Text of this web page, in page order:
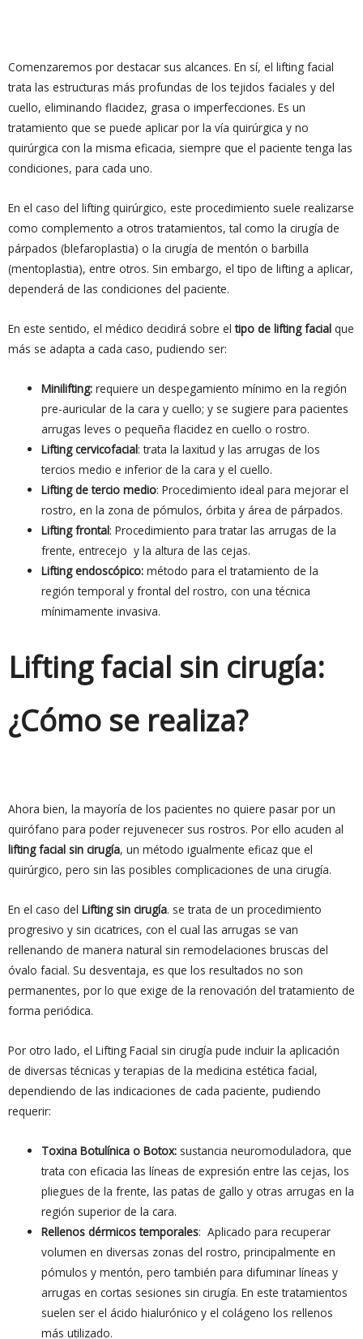
Comenzaremos por destacar sus alcances. En sí, el lifting facial
trata las estructuras más profundas de los tejidos faciales y del
cuello, eliminando flacidez, grasa o imperfecciones. Es un
tratamiento que se puede aplicar por la vía quirúrgica y no
quirúrgica con la misma eficacia, siempre que el paciente tenga las
condiciones, para cada uno.
En el caso del lifting quirúrgico, este procedimiento suele realizarse
como complemento a otros tratamientos, tal como la cirugía de
párpados (blefaroplastia) o la cirugía de mentón o barbilla
(mentoplastia), entre otros. Sin embargo, el tipo de lifting a aplicar,
dependerá de las condiciones del paciente.
En este sentido, el médico decidirá sobre eltipo de lifting facial que
más se adapta a cada caso, pudiendo ser:
Minilifting: requiere un despegamiento mínimo en la región
pre-auricular de la cara y cuello; y se sugiere para pacientes
arrugas leves o pequeña flacidez en cuello o rostro.
Lifting cervicofacial: trata la laxitud y las arrugas de los
tercios medio e inferior de la cara y el cuello.
Lifting de tercio medio: Procedimiento ideal para mejorar el
rostro, en la zona de pómulos, órbita y área de párpados.
Lifting frontal: Procedimiento para tratar las arrugas de la
frente, entrecejo y la altura de las cejas.
Lifting endoscópico: método para el tratamiento de la
región temporal y frontal del rostro, con una técnica
mínimamente invasiva.
Lifting facial sin cirugía:
¿Cómo se realiza?
Ahora bien, la mayoría de los pacientes no quiere pasar por un
quirófano para poder rejuvenecer sus rostros. Por ello acuden al
lifting facial sin cirugía, un método igualmente eficaz que el
quirúrgico, pero sin las posibles complicaciones de una cirugía.
En el caso del Lifting sin cirugía. se trata de un procedimiento
progresivo y sin cicatrices, con el cual las arrugas se van
rellenando de manera natural sin remodelaciones bruscas del
óvalo facial. Su desventaja, es que los resultados no son
permanentes, por lo que exige de la renovación del tratamiento de
forma periódica.
Por otro lado, el Lifting Facial sin cirugía pude incluir la aplicación
de diversas técnicas y terapias de la medicina estética facial,
dependiendo de las indicaciones de cada paciente, pudiendo
requerir:
Toxina Botulínica o Botox: sustancia neuromoduladora, que
trata con eficacia las líneas de expresión entre las cejas, los
pliegues de la frente, las patas de gallo y otras arrugas en la
región superior de la cara.
Rellenos dérmicos temporales: Aplicado para recuperar
volumen en diversas zonas del rostro, principalmente en
pómulos y mentón, pero también para difuminar líneas y
arrugas en cortas sesiones sin cirugía. En este tratamientos
suelen ser el ácido hialurónico y el colágeno los rellenos
más utilizado.